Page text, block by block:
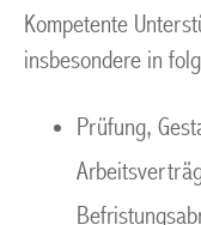
Kompetente
insbesondere in
Prüfung,